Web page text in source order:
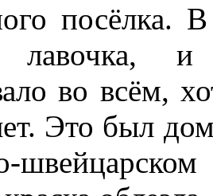
посёлка.
лавочка, и
во всём,
Это был